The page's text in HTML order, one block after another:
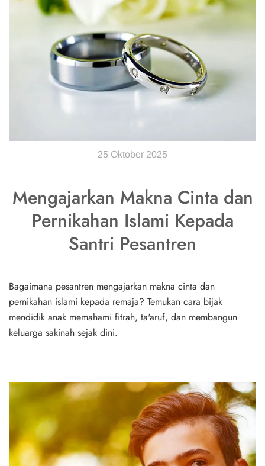
25 Oktober 2025
Mengajarkan Makna Cinta dan
Pernikahan Islami Kepada
Santri Pesantren
Bagaimana pesantren mengajarkan makna cinta dan
pernikahan islami kepada remaja? Temukan cara bijak
mendidik anak memahami fitrah, ta'aruf, dan membangun
keluarga sakinah sejak dini.